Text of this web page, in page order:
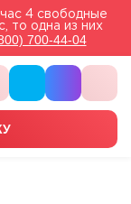
4 свободные
то одна из них
700-44-04